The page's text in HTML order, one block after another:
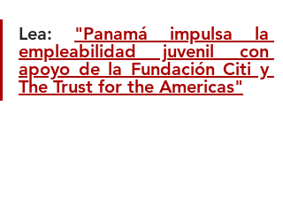
Lea: "Panamá impulsa la
empleabilidad juvenil con
apoyo de la Fundación Citi y
The Trust for the Americas"